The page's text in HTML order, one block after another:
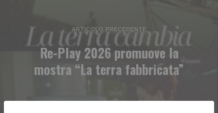
ARTICOLO PRECEDENTE
Re-Play 2026 promuove la
mostra “La terra fabbricata”